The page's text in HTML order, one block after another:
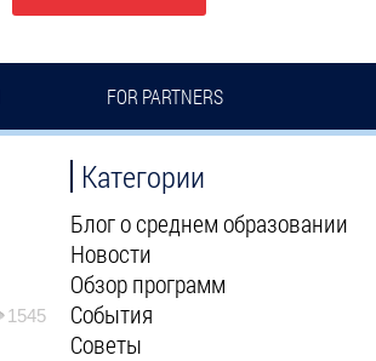
FOR PARTNERS
1545
Категории
Блог о среднем образовании
Новости
Обзор программ
События
Советы